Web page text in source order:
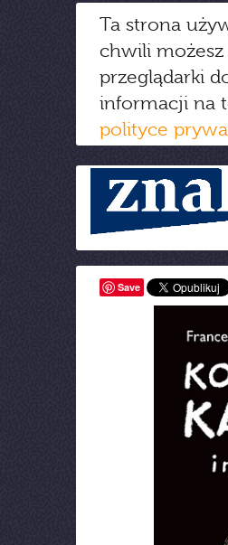
Ta strona
chwili
przeglądarki
informacji na
polityce
Save